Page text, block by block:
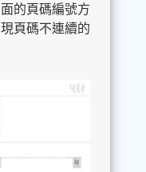
的頁碼編號方
頁碼不連續的